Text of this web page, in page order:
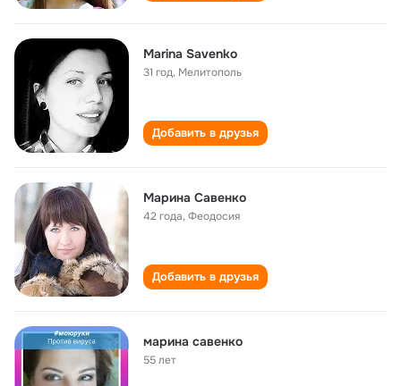
Marina Savenko
31 год, Мелитополь
Добавить в друзья
Марина Савенко
42 года,Феодосия
Добавить в друзья
марина савенко
55 лет